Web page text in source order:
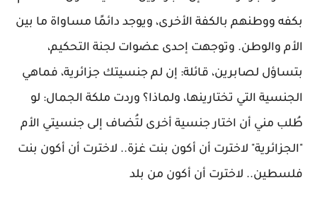
بكفه ووطنهم بالكفة الأخرى، ويوجد دائمًا مساواة ما بين
الأم والوطن. وتوجهت إحدى عضوات لجنة التحكيم،
بتساؤل لصابرين، قائلة: إن لم جنسيتك جزائرية، فماهي
الجنسية التي تختارينها، ولماذا؟ وردت ملكة الجمال: لو
طُلب مني أن اختار جنسية أخرى لتُضاف إلى جنسيتي الأم
"الجزائرية" لاخترت أن أكون بنت غزة.. لاخترت أن أكون بنت
فلسطين.. لاخترت أن أكون من بلد